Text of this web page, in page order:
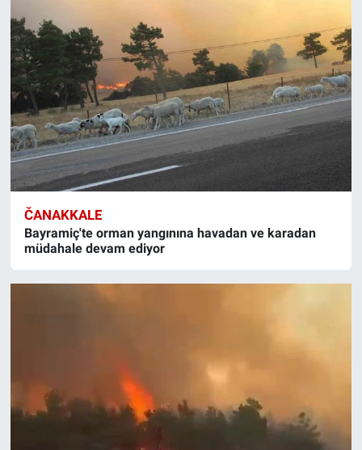
ČANAKKALE
Bayramiç'te orman yangınına havadan ve karadan
müdahale devam ediyor